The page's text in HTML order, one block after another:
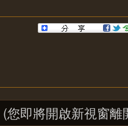
(您即將開啟新視窗離